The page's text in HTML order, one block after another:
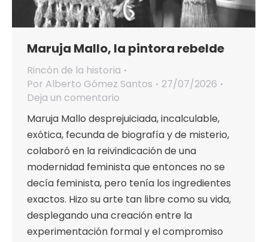
Maruja Mallo, la pintora rebelde
Rincón de la historia
Por Alberto Gómez Santos
27/07/2026
Deja un comentario
Maruja Mallo desprejuiciada, incalculable,
exótica, fecunda de biografía y de misterio,
colaboró en la reivindicación de una
modernidad feminista que entonces no se
decía feminista, pero tenía los ingredientes
exactos. Hizo su arte tan libre como su vida,
desplegando una creación entre la
experimentación formal y el compromiso